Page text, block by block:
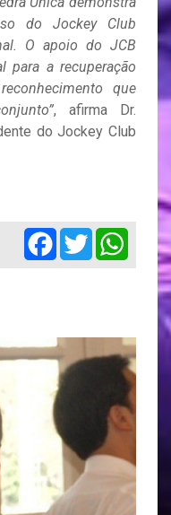
do Jockey Club
O apoio do JCB
para a recuperação
que
, afirma Dr.
do Jockey Club
Facebook
Twitter